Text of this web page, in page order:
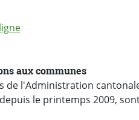
aux communes
le printemps 2009,